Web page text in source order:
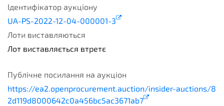
Ідентифікатор аукціону
UA-PS-2022-12-04-000001-3
Лоти виставляються
Лот виставляється втретє
Публічне посилання на аукціон
https://ea2.openprocurement.auction/insider-auctions/8
2d119d8000642c0a456bc5ac3671ab7